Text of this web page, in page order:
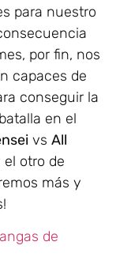
para nuestro
por fin, nos
capaces de
conseguir la
en el
vs All
el otro de
más y
de